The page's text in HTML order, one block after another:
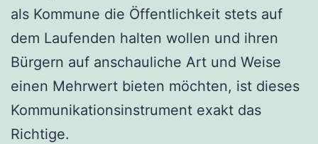
als Kommune die Öffentlichkeit stets auf
dem Laufenden halten wollen und ihren
Bürgern auf anschauliche Art und Weise
einen Mehrwert bieten möchten, ist dieses
Kommunikationsinstrument exakt das
Richtige.